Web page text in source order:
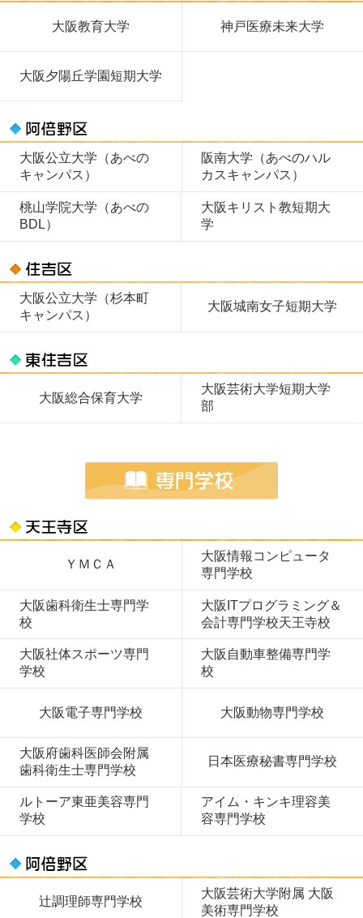
大阪教育大学 神戸医療未来大学
大阪夕陽丘学園短期大学
大阪公立大学（あべの
キャンパス）
阪南大学（あべのハル
カスキャンパス）
桃山学院大学（あべの
BDL）
大阪キリスト教短期大
学
大阪公立大学（杉本町
キャンパス）
大阪城南女子短期大学
大阪総合保育大学
大阪芸術大学短期大学
部
ＹＭＣＡ
大阪情報コンピュータ
専門学校
大阪歯科衛生士専門学
校
大阪ITプログラミング＆
会計専門学校天王寺校
大阪社体スポーツ専門
学校
大阪自動車整備専門学
校
大阪電子専門学校 大阪動物専門学校
大阪府歯科医師会附属
歯科衛生士専門学校
日本医療秘書専門学校
ルトーア東亜美容専門
学校
アイム・キンキ理容美
容専門学校
辻調理師専門学校
大阪芸術大学附属 大阪
美術専門学校